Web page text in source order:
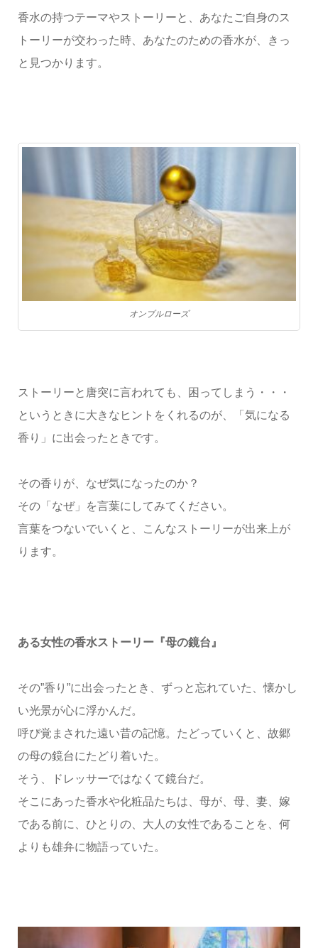
香水の持つテーマやストーリーと、あなたご自身のス
トーリーが交わった時、あなたのための香水が、きっ
と見つかります。
オンブルローズ
ストーリーと唐突に言われても、困ってしまう・・・
というときに大きなヒントをくれるのが、「気になる
香り」に出会ったときです。
その香りが、なぜ気になったのか？
その「なぜ」を言葉にしてみてください。
言葉をつないでいくと、こんなストーリーが出来上が
ります。
ある女性の香水ストーリー『母の鏡台』
その”香り”に出会ったとき、ずっと忘れていた、懐かし
い光景が心に浮かんだ。
呼び覚まされた遠い昔の記憶。たどっていくと、故郷
の母の鏡台にたどり着いた。
そう、ドレッサーではなくて鏡台だ。
そこにあった香水や化粧品たちは、母が、母、妻、嫁
である前に、ひとりの、大人の女性であることを、何
よりも雄弁に物語っていた。